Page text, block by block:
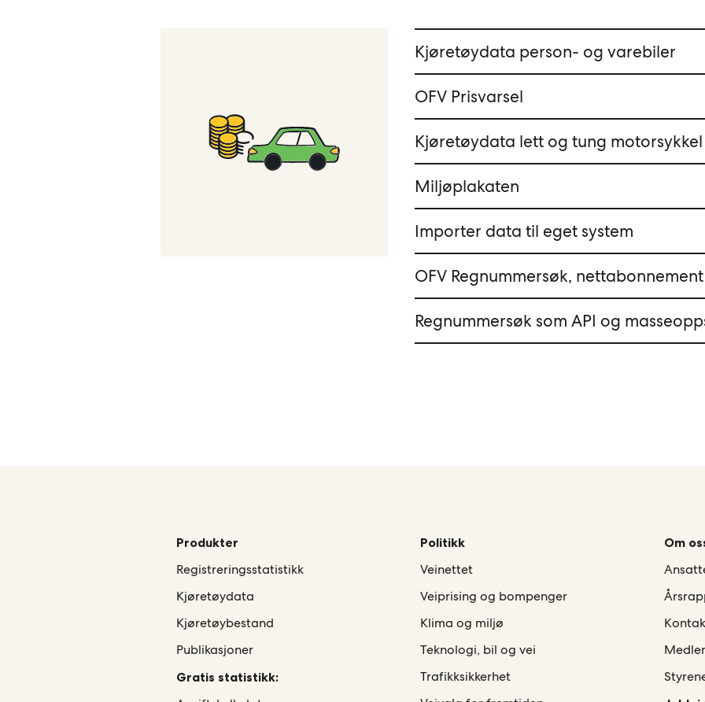
Kjøretøydata person- og varebiler
OFV Prisvarsel
Kjøretøydata lett og tung motorsykkel
Miljøplakaten
Importer data til eget system
OFV Regnummersøk, nettabonnement
Regnummersøk som API og
Produkter
Registreringsstatistikk
Kjøretøydata
Kjøretøybestand
Publikasjoner
Gratis statistikk:
Politikk
Veinettet
Veiprising og bompenger
Klima og miljø
Teknologi, bil og vei
Trafikksikkerhet
Om